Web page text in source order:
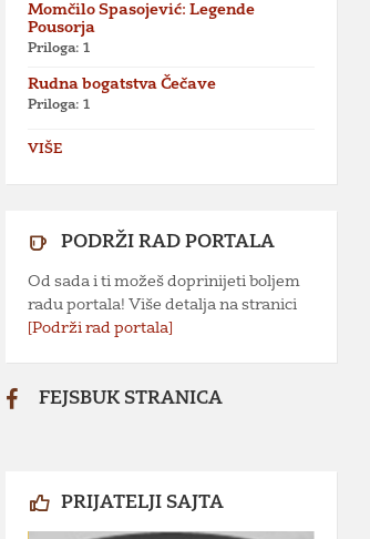
Momčilo Spasojević: Legende
Pousorja
Priloga: 1
Rudna bogatstva Čečave
Priloga: 1
VIŠE
PODRŽI RAD PORTALA
Od sada i ti možeš doprinijeti boljem
radu portala! Više detalja na stranici
[Podrži rad portala]
FEJSBUK STRANICA
PRIJATELJI SAJTA